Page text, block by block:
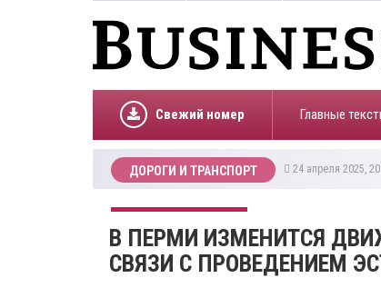
Свежий номер Главные
ДОРОГИ И ТРАНСПОРТ 24 апреля 2025,
В ПЕРМИ ИЗМЕНИТСЯ
СВЯЗИ С ПРОВЕДЕНИЕМ